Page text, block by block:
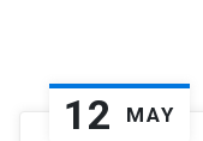
12 MAY